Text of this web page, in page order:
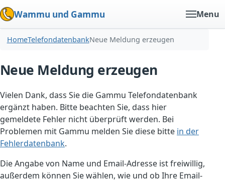
Wammu und Gammu Menu
HomeTelefondatenbankNeue Meldung erzeugen
Neue Meldung erzeugen
Vielen Dank, dass Sie die Gammu Telefondatenbank
ergänzt haben. Bitte beachten Sie, dass hier
gemeldete Fehler nicht überprüft werden. Bei
Problemen mit Gammu melden Sie diese bitte in der
Fehlerdatenbank.
Die Angabe von Name und Email-Adresse ist freiwillig,
außerdem können Sie wählen, wie und ob Ihre Email-